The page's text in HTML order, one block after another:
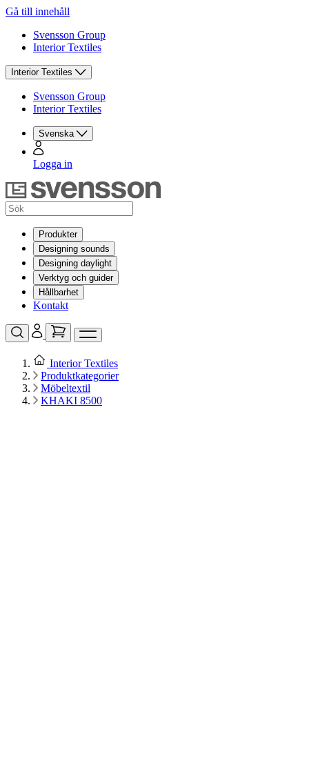
Gå till innehåll
Svensson Group
Interior Textiles
Interior Textiles
Svensson Group
Interior Textiles
Svenska
Logga in
Produkter
Designing sounds
Designing daylight
Verktyg och guider
Hållbarhet
Kontakt
Interior Textiles
Produktkategorier
Möbeltextil
KHAKI 8500